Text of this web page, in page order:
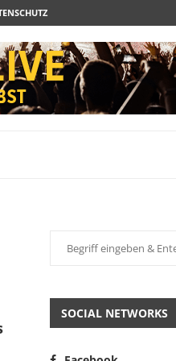
SOCIAL NETWORKS